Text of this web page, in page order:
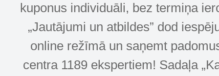
kuponus individuāli, bez termiņa
„Jautājumi un atbildes” dod
online režīmā un saņemt
centra 1189 ekspertiem! Sadaļa